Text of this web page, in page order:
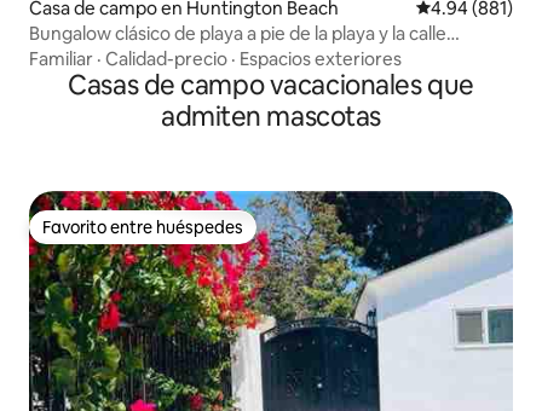
Casa de campo en Huntington Beach Calificación
4.94 (881)
Bungalow clásico de playa a pie de la playa y la calle
principal
Familiar · Calidad-precio · Espacios exteriores
Casas de campo vacacionales que
admiten mascotas
Favorito entre huéspedes
Favorito entre huéspedes